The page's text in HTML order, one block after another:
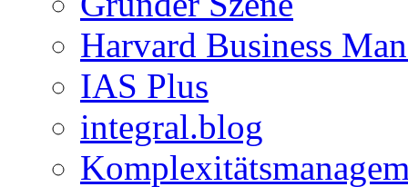
Harvard Business
IAS Plus
integral.blog